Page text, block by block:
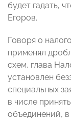
будет гадать,
Егоров.
Говоря о
применял
схем, глава
установлен
специальных
в числе
объединений,